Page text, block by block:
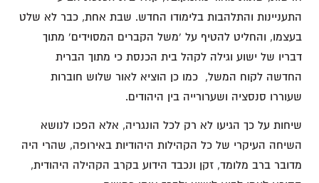
התעניינות והתלהבות בלימודו החדש. שבת אחת, כבר לא שלט
בעצמו, והחליט להטיף על 'משל הקברים המסוידים' מתוך
דבריו של ישוע וגילה לקהל בית הכנסת כי מתוך הברית
החדשה לקוח המשל, כמו כן הוציא לאור שלוש חוברות
שעוררו סנסציה ושערורייה בין היהודים.
שיחות על כך הגיעו לא רק לכל הונגריה, אלא הפכו לנושא
השיחה העיקרי של כל הקהילות היהודיות באירופה, שהרי היה
מדובר ברב מלומד, זקן ונכבד הידוע בקרב הקהילה היהודית,